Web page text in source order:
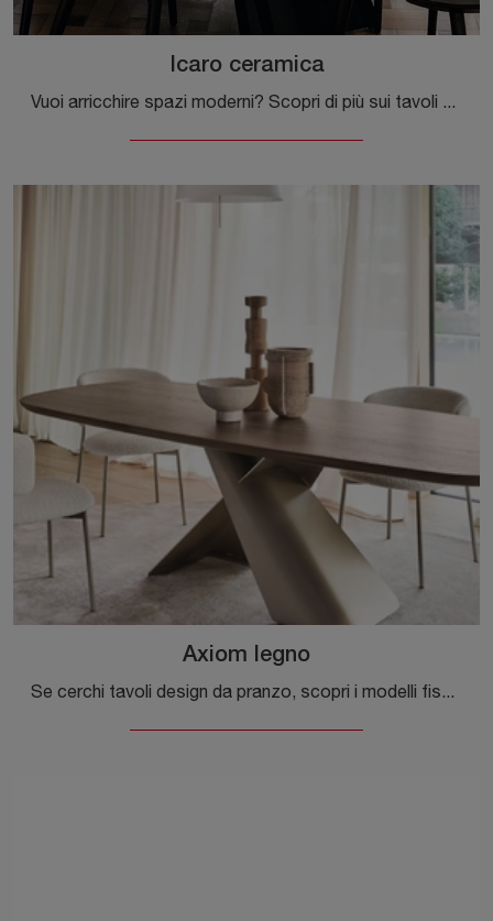
Icaro ceramica
Vuoi arricchire spazi moderni? Scopri di più sui tavoli moderni fissi: il modello da pranzo Icaro ceramica ti aspetta.
Axiom legno
Se cerchi tavoli design da pranzo, scopri i modelli fissi di Calligaris: clicca e scopri il modello Axiom legno in legno.